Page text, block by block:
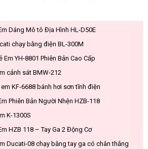
Dáng Mô tô Địa Hình HL-D50E
chạy bằng điện BL-300M
Em YH-8801 Phiên Bản Cao Cấp
cảnh sát BMW-212
KF-6688 bánh hơi sơn tĩnh điện
Phiên Bản Người Nhện HZB-118
K-1300S
HZB 118 – Tay Ga 2 Động Cơ
Ducati-08 chạy bằng tay ga có chân thắng